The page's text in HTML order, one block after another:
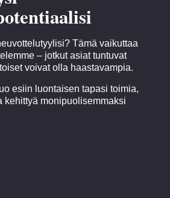
Tämä vaikuttaa
– jotkut asiat tuntuvat
voivat olla haastavampia.
esiin luontaisen tapasi toimia,
kehittyä monipuolisemmaksi